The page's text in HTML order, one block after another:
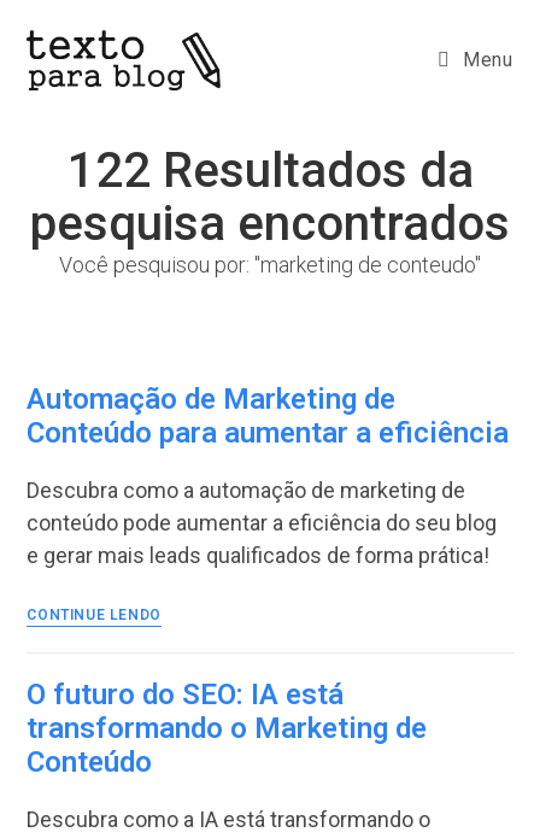
para
conteúdo
Menu
122 Resultados da
pesquisa encontrados
Você pesquisou por: "marketing de conteudo"
Automação de Marketing de
Conteúdo para aumentar a eficiência
Descubra como a automação de marketing de
conteúdo pode aumentar a eficiência do seu blog
e gerar mais leads qualificados de forma prática!
CONTINUE LENDO
de
Conteúdo
para
eficiência
O futuro do SEO: IA está
transformando o Marketing de
Conteúdo
Descubra como a IA está transformando o